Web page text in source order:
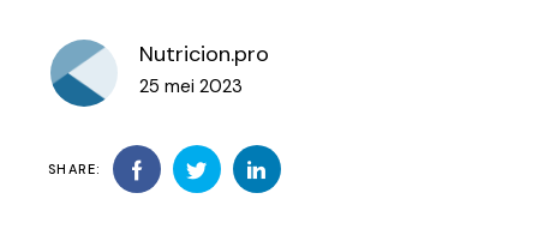
Nutricion.pro
25 mei 2023
SHARE: